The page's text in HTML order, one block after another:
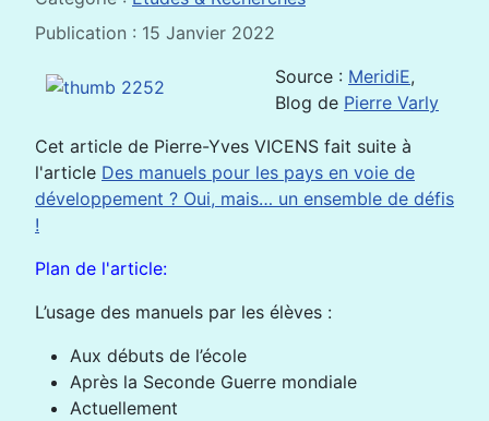
Publication : 15 Janvier 2022
Source : MeridiE,
Blog de Pierre Varly
Cet article de Pierre-Yves VICENS fait suite à
l'article Des manuels pour les pays en voie de
développement ? Oui, mais… un ensemble de défis
!
Plan de l'article:
L’usage des manuels par les élèves :
Aux débuts de l’école
Après la Seconde Guerre mondiale
Actuellement